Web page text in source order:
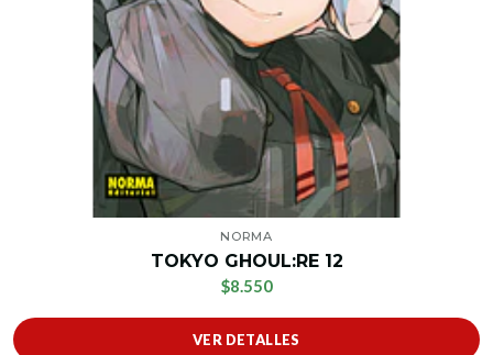
NORMA
TOKYO GHOUL:RE 12
$8.550
VER DETALLES